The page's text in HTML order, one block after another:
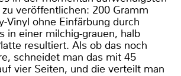
veröffentlichen: 200 Gramm
Vinyl ohne Einfärbung durch
in einer milchig-grauen, halb
resultiert. Als ob das noch
schneidet man das mit 45
vier Seiten, und die verteilt man